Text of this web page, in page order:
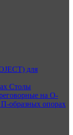
для
Столы
на О-
образных опорах